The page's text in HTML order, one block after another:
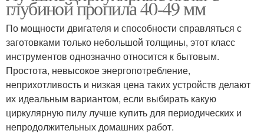
глубиной пропила 40-49 мм
По мощности двигателя и способности справляться с
заготовками только небольшой толщины, этот класс
инструментов однозначно относится к бытовым.
Простота, невысокое энергопотребление,
неприхотливость и низкая цена таких устройств делают
их идеальным вариантом, если выбирать какую
циркулярную пилу лучше купить для периодических и
непродолжительных домашних работ.